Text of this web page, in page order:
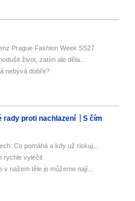
Prague Fashion Week SS27
život, zatím ale děla...
nebývá dobře?
rady proti nachlazení
S čím
Co pomáhá a kdy už riskuj...
rychle vyléčit
našem těle je můžeme nají...